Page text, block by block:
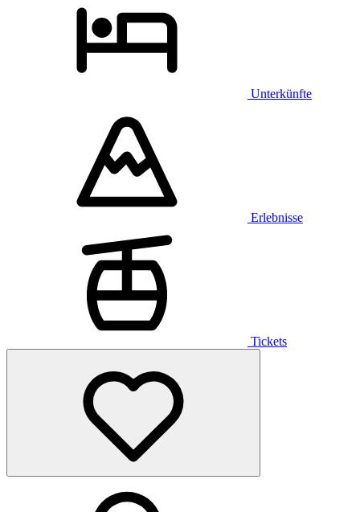
Unterkünfte
Erlebnisse
Tickets